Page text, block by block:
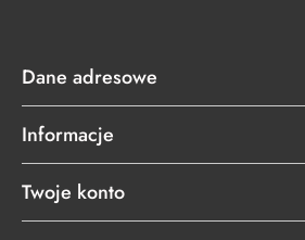
Dane adresowe
Informacje
Twoje konto